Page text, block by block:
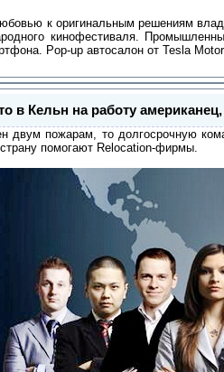
к оригинальным решениям
кинофестиваля.
Pop-up автосалон от Tesla
в Кельн на работу
двум пожарам, то долгосрочную
помогают Relocation-фирмы.